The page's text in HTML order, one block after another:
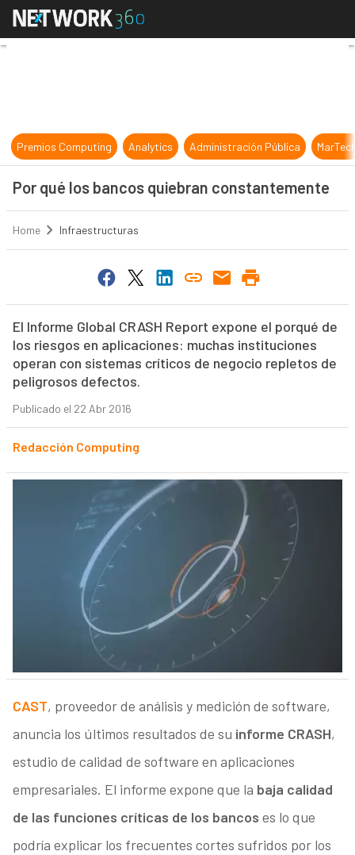
Por qué los bancos quiebran
Premios Computing Analytics Administración Pública
Por qué los bancos quiebran constantemente
Home Infraestructuras
El Informe Global CRASH Report expone el porqué de
los riesgos en aplicaciones: muchas instituciones
operan con sistemas críticos de negocio repletos de
peligrosos defectos.
Publicado el 22 Abr 2016
Redacción Computing
CAST, proveedor de análisis y medición de software,
anuncia los últimos resultados de su informe CRASH,
estudio de calidad de software en aplicaciones
empresariales. El informe expone que la baja calidad
de las funciones críticas de los bancos es lo que
podría explicar los frecuentes cortes sufridos por los